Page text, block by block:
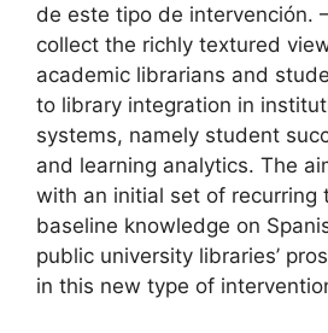
de este tipo de intervención.
collect the richly textured
academic librarians and
to library integration in
systems, namely student
and learning analytics. The
with an initial set of recurring
baseline knowledge on
public university libraries’
in this new type of